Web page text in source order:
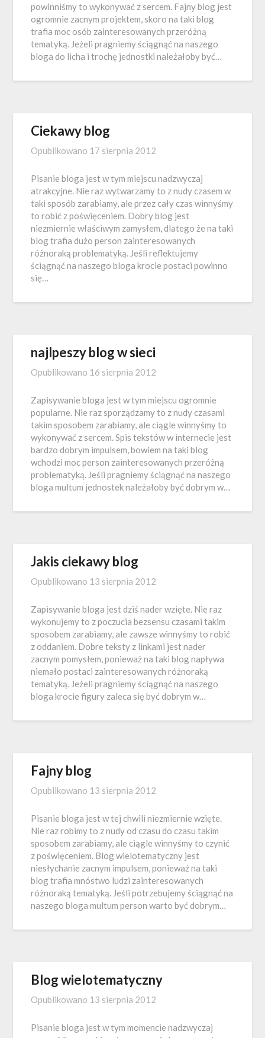
powinniśmy to wykonywać z sercem. Fajny blog jest
ogromnie zacnym projektem, skoro na taki blog
trafia moc osób zainteresowanych przeróżną
tematyką. Jeżeli pragniemy ściągnąć na naszego
bloga do licha i trochę jednostki należałoby być…
Ciekawy blog
Opublikowano 17 sierpnia 2012
Pisanie bloga jest w tym miejscu nadzwyczaj
atrakcyjne. Nie raz wytwarzamy to z nudy czasem w
taki sposób zarabiamy, ale przez cały czas winnyśmy
to robić z poświęceniem. Dobry blog jest
niezmiernie właściwym zamysłem, dlatego że na taki
blog trafia dużo person zainteresowanych
różnoraką problematyką. Jeśli reflektujemy
ściągnąć na naszego bloga krocie postaci powinno
się…
najlpeszy blog w sieci
Opublikowano 16 sierpnia 2012
Zapisywanie bloga jest w tym miejscu ogromnie
popularne. Nie raz sporządzamy to z nudy czasami
takim sposobem zarabiamy, ale ciągle winnyśmy to
wykonywać z sercem. Spis tekstów w internecie jest
bardzo dobrym impulsem, bowiem na taki blog
wchodzi moc person zainteresowanych przeróżną
problematyką. Jeśli pragniemy ściągnąć na naszego
bloga multum jednostek należałoby być dobrym w…
Jakis ciekawy blog
Opublikowano 13 sierpnia 2012
Zapisywanie bloga jest dziś nader wzięte. Nie raz
wykonujemy to z poczucia bezsensu czasami takim
sposobem zarabiamy, ale zawsze winnyśmy to robić
z oddaniem. Dobre teksty z linkami jest nader
zacnym pomysłem, ponieważ na taki blog napływa
niemało postaci zainteresowanych różnoraką
tematyką. Jeżeli pragniemy ściągnąć na naszego
bloga krocie figury zaleca się być dobrym w…
Fajny blog
Opublikowano 13 sierpnia 2012
Pisanie bloga jest w tej chwili niezmiernie wzięte.
Nie raz robimy to z nudy od czasu do czasu takim
sposobem zarabiamy, ale ciągle winnyśmy to czynić
z poświęceniem. Blog wielotematyczny jest
niesłychanie zacnym impulsem, ponieważ na taki
blog trafia mnóstwo ludzi zainteresowanych
różnoraką tematyką. Jeśli potrzebujemy ściągnąć na
naszego bloga multum person warto być dobrym…
Blog wielotematyczny
Opublikowano 13 sierpnia 2012
Pisanie bloga jest w tym momencie nadzwyczaj